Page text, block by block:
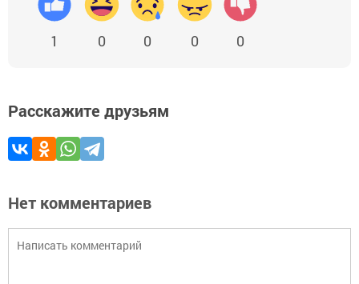
1 0 0 0 0
Расскажите друзьям
Нет комментариев